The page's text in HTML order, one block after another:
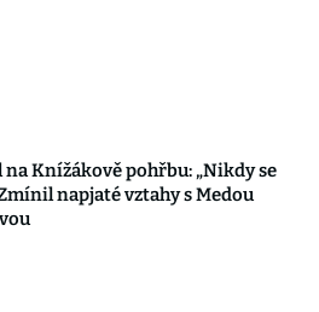
na Knížákově pohřbu: „Nikdy se
napjaté vztahy s Medou